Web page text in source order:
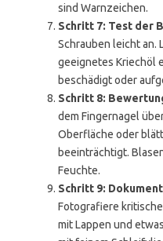
sind Warnzeichen.
Schritt 7: Test der
Schrauben leicht an.
geeignetes Kriechöl
beschädigt oder
Schritt 8:
dem Fingernagel
Oberfläche oder
beeinträchtigt.
Feuchte.
Schritt 9:
Fotografiere
mit Lappen und